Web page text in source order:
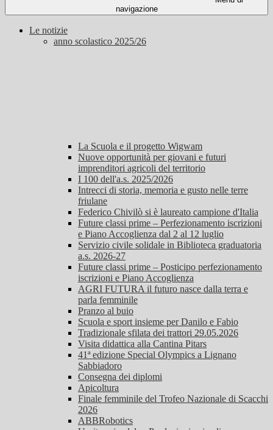
navigazione
Le notizie
anno scolastico 2025/26
La Scuola e il progetto Wigwam
Nuove opportunità per giovani e futuri
imprenditori agricoli del territorio
I 100 dell'a.s. 2025/2026
Intrecci di storia, memoria e gusto nelle terre
friulane
Federico Chivilò si è laureato campione d'Italia
Future classi prime – Perfezionamento iscrizioni
e Piano Accoglienza dal 2 al 12 luglio
Servizio civile solidale in Biblioteca graduatoria
a.s. 2026-27
Future classi prime – Posticipo perfezionamento
iscrizioni e Piano Accoglienza
AGRI FUTURA il futuro nasce dalla terra e
parla femminile
Pranzo al buio
Scuola e sport insieme per Danilo e Fabio
Tradizionale sfilata dei trattori 29.05.2026
Visita didattica alla Cantina Pitars
41ª edizione Special Olympics a Lignano
Sabbiadoro
Consegna dei diplomi
Apicoltura
Finale femminile del Trofeo Nazionale di Scacchi
2026
ABBRobotics